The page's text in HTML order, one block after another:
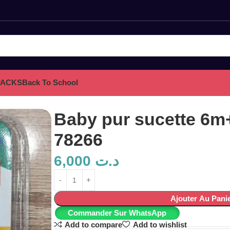
Back To School
Baby pur sucette
78266
د.ت
Ajouter Au
Commander Sur WhatsApp
Add to compare
Add to wishlist